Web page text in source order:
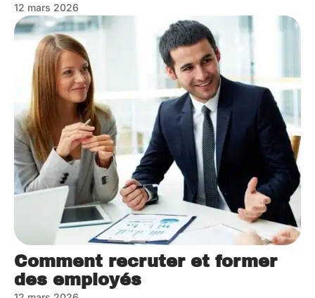
12 mars 2026
Comment recruter et former
des employés